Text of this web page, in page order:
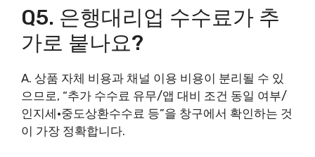
Q5. 은행대리업 수수료가 추
가로 붙나요?
A. 상품 자체 비용과 채널 이용 비용이 분리될 수 있
으므로, “추가 수수료 유무/앱 대비 조건 동일 여부/
인지세·중도상환수수료 등”을 창구에서 확인하는 것
이 가장 정확합니다.